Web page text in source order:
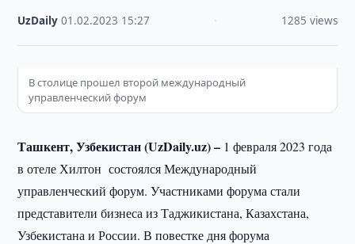
UzDaily ·01.02.2023 15:27 1285 views
В столице прошел второй международный
управленческий форум
Ташкент, Узбекистан (UzDaily.uz) – 1 февраля 2023 года
в отеле Хилтон состоялся Международный
управленческий форум. Участниками форума стали
представители бизнеса из Таджикистана, Казахстана,
Узбекистана и России. В повестке дня форума